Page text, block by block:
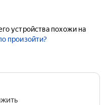
устройства похожи на
произойти?